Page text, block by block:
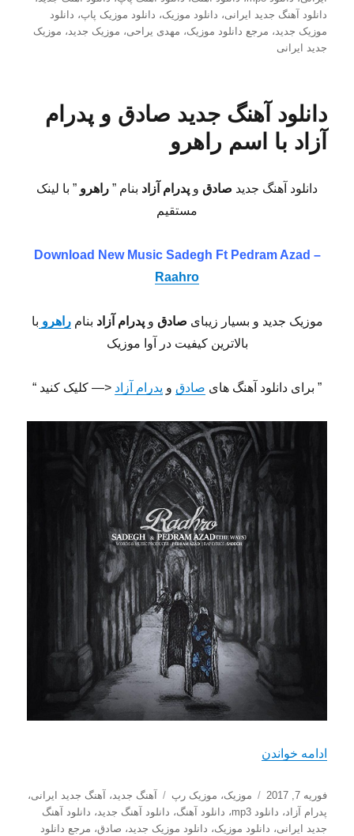
در
دانلود آهنگ جدید ایرانی، دانلود موزیک، دانلود موزیک پاپ، دانلود
موزیک جدید، مرجع دانلود موزیک، مهدی یراحی، موزیک جدید، موزیک
جدید ایرانی
دانلود آهنگ جدید صادق و پدرام
آزاد با اسم راهرو
دانلود آهنگ جدید صادق و پدرام آزاد بنام ” راهرو ” با لینک
مستقیم
Download New MusicSadegh Ft Pedram Azad –
Raahro
موزیک جدید و بسیار زیبای صادق و پدرام آزاد بنام راهرو با
بالاترین کیفیت در آوا موزیک
” برای دانلود آهنگ های صادق و پدرام آزاد <— کلیک کنید “
ادامه خواندن
ارسال
شده
در
فوریه 7, 2017 دسته‌ها
موزیک، موزیک رپ برچسب‌ها
آهنگ جدید، آهنگ جدید ایرانی،
پدرام آزاد، دانلود mp3 ، دانلود آهنگ، دانلود آهنگ جدید، دانلود آهنگ
جدید ایرانی، دانلود موزیک، دانلود موزیک جدید، صادق، مرجع دانلود